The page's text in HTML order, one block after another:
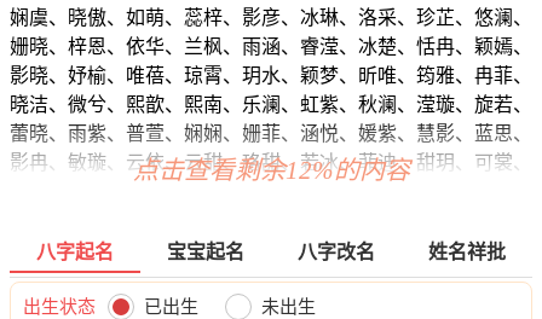
娴虞、晓傲、如萌、蕊梓、影彦、冰琳、洛采、珍芷、悠澜、
姗晓、梓恩、依华、兰枫、雨涵、睿滢、冰楚、恬冉、颖嫣、
影晓、妤榆、唯蓓、琼霄、玥水、颖梦、昕唯、筠雅、冉菲、
晓洁、微兮、熙歆、熙南、乐澜、虹紫、秋澜、滢璇、旋若、
蕾晓、雨紫、普萱、娴娴、姗菲、涵悦、媛紫、慧影、蓝思、
影冉、敏璇、云依、云甜、珞甜、若冰、菲迪、甜玥、可裳、
浩迪、炎易、炎彦、嘉源、泽旻、唯阳、元译、麒俊、曜凌、
睿博、瀚俊、裕宥、威迪、浩海、天寅、迪树、超雄、迪洺、
诚麒、迅彦、奕辉、永弘、奇译、旻瀚、郎强、博雄、麒海、
点击查看剩余12%的内容
八字起名 宝宝起名 八字改名 姓名祥批
出生状态 已出生 未出生